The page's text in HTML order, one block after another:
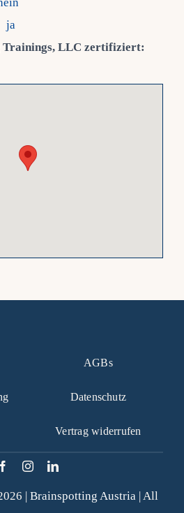
ja
Trainings, LLC zertifiziert:
AGBs
Datenschutz
Vertrag widerrufen
| Brainspotting Austria | All